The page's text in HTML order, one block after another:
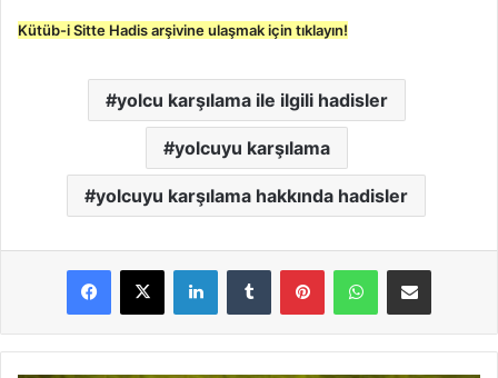
Kütüb-i Sitte Hadis arşivine ulaşmak için tıklayın!
yolcu karşılama ile ilgili hadisler
yolcuyu karşılama
yolcuyu karşılama hakkında hadisler